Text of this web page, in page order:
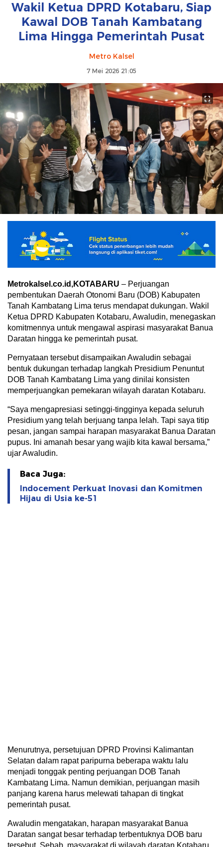
Wakil Ketua DPRD Kotabaru, Siap
Kawal DOB Tanah Kambatang
Lima Hingga Pemerintah Pusat
Metro Kalsel
7 Mei 2026 21:05
Metrokalsel.co.id,KOTABARU – Perjuangan
pembentukan Daerah Otonomi Baru (DOB) Kabupaten
Tanah Kambatang Lima terus mendapat dukungan. Wakil
Ketua DPRD Kabupaten Kotabaru, Awaludin, menegaskan
komitmennya untuk mengawal aspirasi masyarakat Banua
Daratan hingga ke pemerintah pusat.
Pernyataan tersebut disampaikan Awaludin sebagai
bentuk dukungan terhadap langkah Presidium Penuntut
DOB Tanah Kambatang Lima yang dinilai konsisten
memperjuangkan pemekaran wilayah daratan Kotabaru.
“Saya mengapresiasi setinggi-tingginya kepada seluruh
Presidium yang telah berjuang tanpa lelah. Tapi saya titip
pesan, jangan sampai harapan masyarakat Banua Daratan
pupus. Ini amanah besar yang wajib kita kawal bersama,”
ujar Awaludin.
Baca Juga:
Indocement Perkuat Inovasi dan Komitmen
Hijau di Usia ke-51
Menurutnya, persetujuan DPRD Provinsi Kalimantan
Selatan dalam rapat paripurna beberapa waktu lalu
menjadi tonggak penting perjuangan DOB Tanah
Kambatang Lima. Namun demikian, perjuangan masih
panjang karena harus melewati tahapan di tingkat
pemerintah pusat.
Awaludin mengatakan, harapan masyarakat Banua
Daratan sangat besar terhadap terbentuknya DOB baru
tersebut. Sebab, masyarakat di wilayah daratan Kotabaru